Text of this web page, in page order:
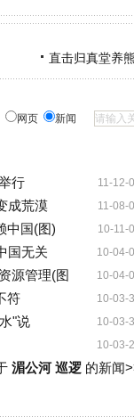
直击归真堂养
网页 新闻
11-12-
行
11-08-
成荒漠
10-11-
中国(图)
10-04-
国无关
10-04-
源管理(图
10-03-
符
10-03-
"说
10-03-
湄公河 巡逻的新闻